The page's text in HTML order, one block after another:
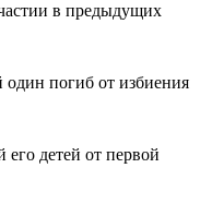
в предыдущих
один погиб от избиения
детей от первой